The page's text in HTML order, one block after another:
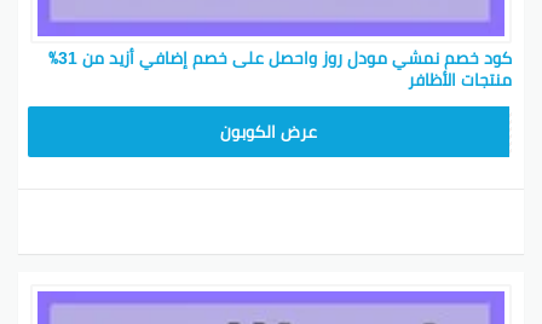
كود خصم نمشي مودل روز واحصل على خصم إضافي أزيد من 31٪
منتجات الأظافر
عرض الكوبون